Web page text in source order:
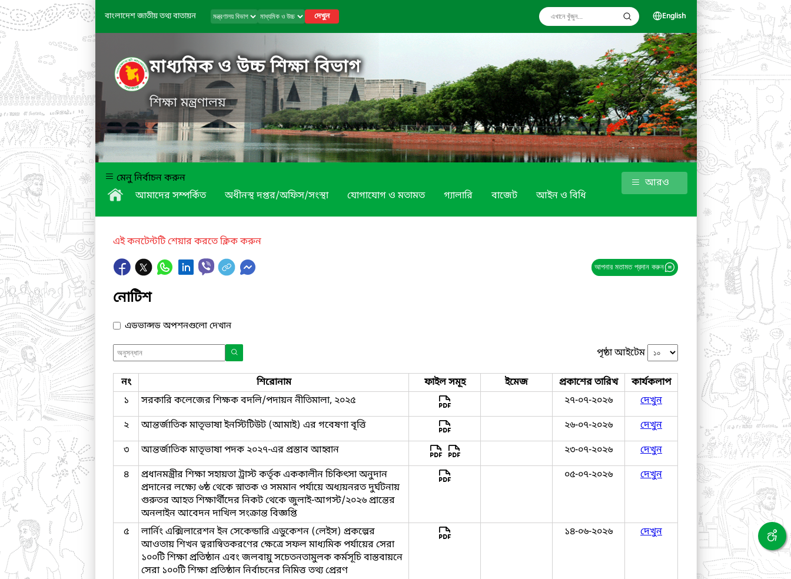
বাংলাদেশ জাতীয় তথ্য বাতায়ন দেখুন English
মাধ্যমিক ও উচ্চ শিক্ষা বিভাগ
শিক্ষা মন্ত্রণালয়
মেনু নির্বাচন করুন
আমাদের সম্পর্কিত
অধীনস্থ দপ্তর/অফিস/সংস্থা যোগাযোগ ও মতামত গ্যালারি বাজেট আইন ও বিধি
আরও
এই কনটেন্টটি শেয়ার করতে ক্লিক করুন
আপনার মতামত প্রদান করুন
নোটিশ
এডভান্সড অপশনগুলো দেখান
পৃষ্ঠা আইটেম
নং শিরোনাম ফাইল সমূহ ইমেজ প্রকাশের তারিখ
কার্যকলাপ
১
সরকারি কলেজের শিক্ষক বদলি/পদায়ন নীতিমালা, ২০২৫ ২৭-০৭-২০২৬
দেখুন
২
আন্তর্জাতিক মাতৃভাষা ইনস্টিটিউট (আমাই) এর গবেষণা বৃত্তি ২৬-০৭-২০২৬
দেখুন
৩
আন্তর্জাতিক মাতৃভাষা পদক ২০২৭-এর প্রস্তাব আহ্বান ২৩-০৭-২০২৬
দেখুন
৪
প্রধানমন্ত্রীর শিক্ষা সহায়তা ট্রাস্ট কর্তৃক এককালীন চিকিৎসা অনুদান
প্রদানের লক্ষ্যে ৬ষ্ঠ থেকে স্নাতক ও সমমান পর্যায়ে অধ্যয়নরত দুর্ঘটনায়
গুরুতর আহত শিক্ষার্থীদের নিকট থেকে জুলাই-আগস্ট/২০২৬ প্রান্তের
অনলাইন আবেদন দাখিল সংক্রান্ত বিজ্ঞপ্তি
০৫-০৭-২০২৬ দেখুন
৫
লার্নিং এক্সিলারেশন ইন সেকেন্ডারি এডুকেশন (লেইস) প্রকল্পের
আওতায় শিখন ত্বরান্বিতকরণের ক্ষেত্রে সফল মাধ্যমিক পর্যায়ের সেরা
১০০টি শিক্ষা প্রতিষ্ঠান এবং জলবায়ু সচেতনতামুলক কর্মসূচি বাস্তবায়নে
সেরা ১০০টি শিক্ষা প্রতিষ্ঠান নির্বাচনের নিমিত্ত তথ্য প্রেরণ
১৪-০৬-২০২৬ দেখুন